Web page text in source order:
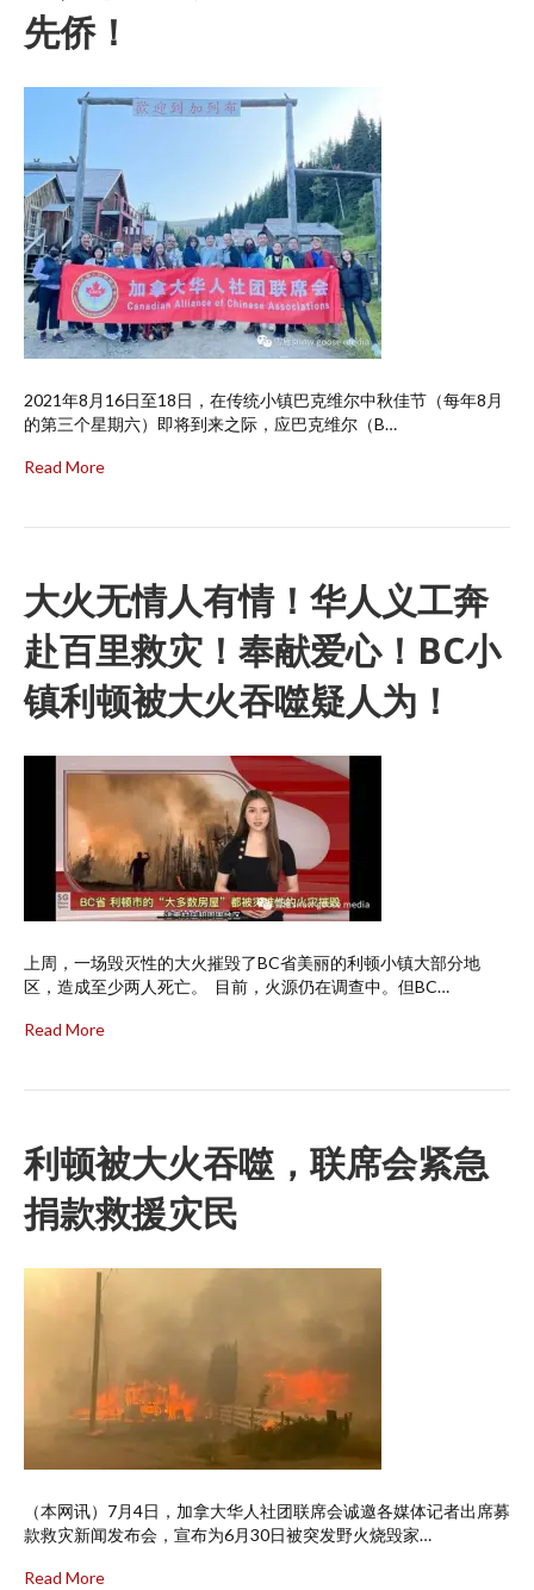
先侨！
2021年8月16日至18日，在传统小镇巴克维尔中秋佳节（每年8月
的第三个星期六）即将到来之际，应巴克维尔（B…
Read More
大火无情人有情！华人义工奔
赴百里救灾！奉献爱心！BC小
镇利顿被大火吞噬疑人为！
上周，一场毁灭性的大火摧毁了BC省美丽的利顿小镇大部分地
区，造成至少两人死亡。 目前，火源仍在调查中。但BC…
Read More
利顿被大火吞噬，联席会紧急
捐款救援灾民
（本网讯）7月4日，加拿大华人社团联席会诚邀各媒体记者出席募
款救灾新闻发布会，宣布为6月30日被突发野火烧毁家…
Read More